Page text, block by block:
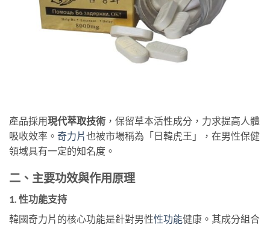
產品採用現代萃取技術 ，保留草本活性成分，力求提高人體
吸收效率。 奇力片也被市場稱為「日韓虎王」，在男性保健
領域具有一定的知名度。
二、主要功效與作用原理
1. 性功能支持
韓國奇力片的核心功能是針對男性性功能健康。其成分組合